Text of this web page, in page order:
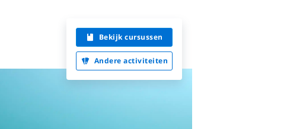
Bekijk cursussen
Andere activiteiten